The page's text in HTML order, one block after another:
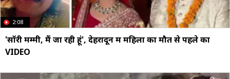
2:08
'सॉरी मम्मी, मैं जा रही हूं', देहरादून में महिला का मौत से पहले का
VIDEO